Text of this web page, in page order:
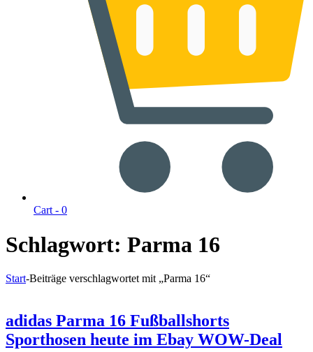
Cart - 0
Schlagwort: Parma 16
Start-Beiträge verschlagwortet mit „Parma 16“
adidas Parma 16 Fußballshorts
Sporthosen heute im Ebay WOW-Deal